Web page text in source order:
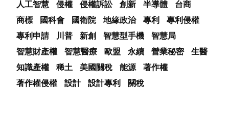
人工智慧
侵權 侵權訴訟 創新 半導體
台商
商標
國科會 國衛院 地緣政治 專利
專利侵權
專利申請
川普 新創 智慧型手機
智慧局
智慧財產權
智慧醫療 歐盟 永續 營業秘密
生醫
知識產權
稀土 美國關稅 能源
著作權
著作權侵權
設計 設計專利 關稅